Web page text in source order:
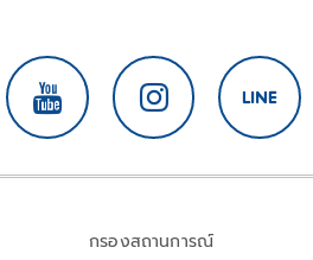
กรองสถานการณ์